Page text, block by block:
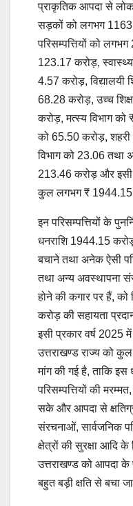
प्राकृतिक आपदा से लोक
सड़कों को लगभग
परिसम्पत्तियों को
123.17 करोड़, स्वास्थ्य
4.57 करोड़, विद्यालयी
68.28 करोड़, उच्च
करोड़, मत्स्य विभाग को
को 65.50 करोड़,
विभाग को 23.06 तथा
213.46 करोड़ और इसी
कुल लगभग ₹ 1944.15
इन परिसम्पत्तियों के
धनराशि 1944.15
बचाने तथा अनेक ऐसी
तथा अन्य अवस्थापना
होने की कगार पर हैं,
करोड़ की सहायता
इसी प्रकार वर्ष 2025
उत्तराखण्ड राज्य को
मांग की गई है, ताकि इस
परिसम्पत्तियों की मरम्मत,
सके और आपदा से
संरचनाओं, सार्वजनिक
क्षेत्रों की सुरक्षा आदि
उत्तराखण्ड को आपदा
बहुत बड़ी क्षति से बचा